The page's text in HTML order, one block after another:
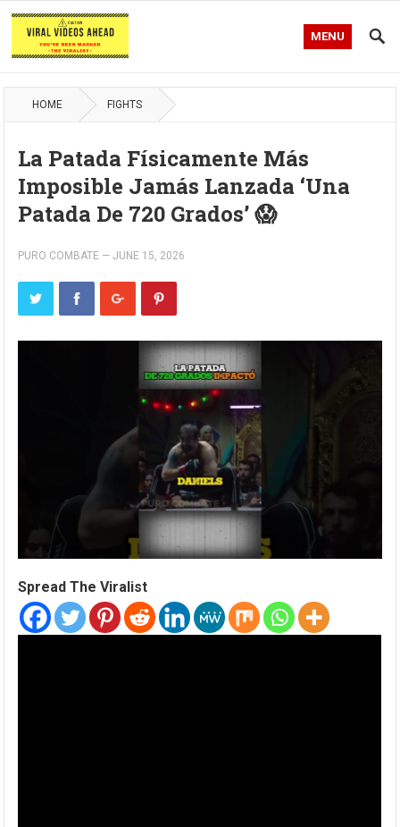
MENU
HOME FIGHTS
La Patada Físicamente Más
Imposible Jamás Lanzada ‘Una
Patada De 720 Grados’ 😱
PURO COMBATE —JUNE 15, 2026
Spread The Viralist